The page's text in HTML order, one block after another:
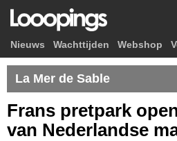
Nieuws Wachttijden Webshop
La Mer de Sable
Frans pretpark
van Nederlandse